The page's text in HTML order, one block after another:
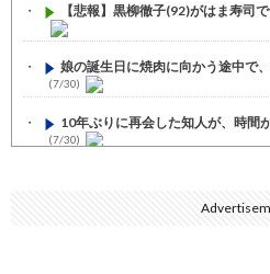
【悲報】黒柳徹子(92)がはま寿司
娘の誕生日に焼肉に向かう途中で
(7/30)
10年ぶりに再会した知人が、時間
(7/30)